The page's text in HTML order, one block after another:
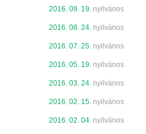
2016. 09. 19. nyilvános
2016. 08. 24. nyilvános
2016. 07. 25. nyilvános
2016. 05. 19. nyilvános
2016. 03. 24. nyilvános
2016. 02. 15. nyilvános
2016. 02. 04. nyilvános